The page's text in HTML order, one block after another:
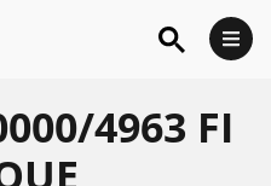
4963 FI